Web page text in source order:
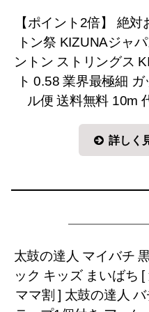
【ポイント2倍】 絶
トン祭 KIZUNAジャ
ントン ストリングス
ト 0.58 業界最極細
ル便 送料無料 10m
詳しく
太鼓の達人 マイバチ
ック キッズ まいばち
ママ割 ] 太鼓の達人